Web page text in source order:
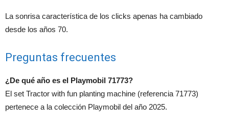
La sonrisa característica de los clicks apenas ha cambiado
desde los años 70.
Preguntas frecuentes
¿De qué año es el Playmobil 71773?
El set Tractor with fun planting machine (referencia 71773)
pertenece a la colección Playmobil del año 2025.